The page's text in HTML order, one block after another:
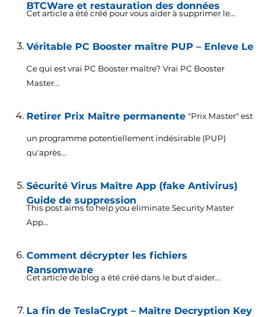
BTCWare et restauration des données
Cet article a été créé pour vous aider à supprimer le...
Véritable PC Booster maître PUP – Enleve Le
Ce qui est vrai PC Booster maître? Vrai PC Booster
Master...
Retirer Prix Maître permanente "Prix Master" est
un programme potentiellement indésirable (PUP)
qu'après...
Sécurité Virus Maître App (fake Antivirus)
Guide de suppression
This post aims to help you eliminate Security Master
App...
Comment décrypter les fichiers
Ransomware
Cet article de blog a été créé dans le but d'aider...
La fin de TeslaCrypt – Maître Decryption Key